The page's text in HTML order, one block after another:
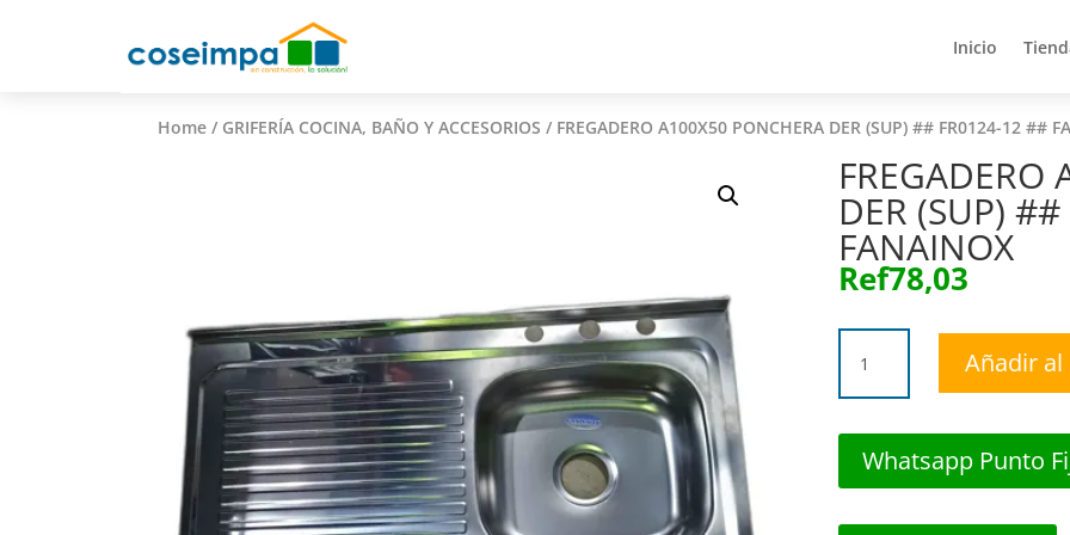
Inicio
Inicio
Home / GRIFERÍA COCINA, BAÑO Y ACCESORIOS / FREGADERO A100X50 PONCHERA DER (SUP) ## FR0124-12 ##
FREGADERO
DER (SUP)
FANAINOX
Ref78,03
A100X50
PONCHERA
(SUP)
Añadir
Whatsapp Punto